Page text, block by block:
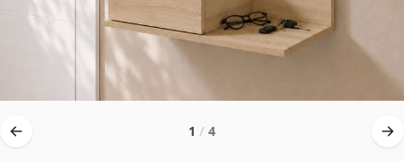
1 / 4